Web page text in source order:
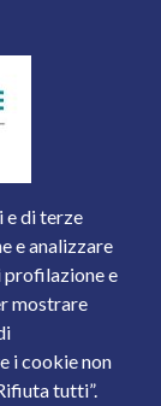
e di terze
e analizzare
profilazione e
mostrare
i cookie non
tutti”.